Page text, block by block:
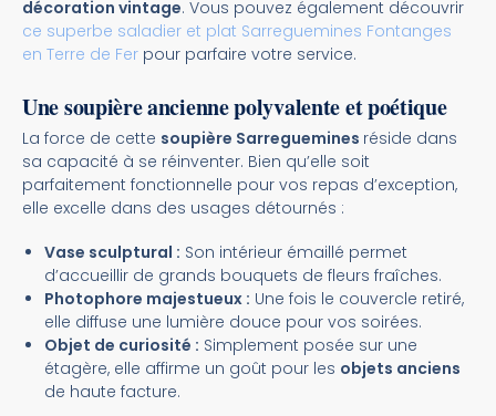
décoration vintage. Vous pouvez également découvrir
ce superbe saladier et plat Sarreguemines Fontanges
en Terre de Fer pour parfaire votre service.
Une soupière ancienne polyvalente et poétique
La force de cette soupière Sarreguemines réside dans
sa capacité à se réinventer. Bien qu’elle soit
parfaitement fonctionnelle pour vos repas d’exception,
elle excelle dans des usages détournés :
Vase sculptural : Son intérieur émaillé permet
d’accueillir de grands bouquets de fleurs fraîches.
Photophore majestueux : Une fois le couvercle retiré,
elle diffuse une lumière douce pour vos soirées.
Objet de curiosité : Simplement posée sur une
étagère, elle affirme un goût pour les objets anciens
de haute facture.